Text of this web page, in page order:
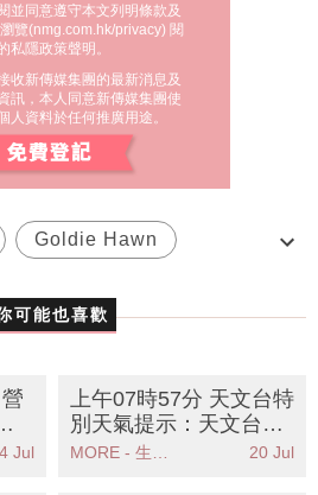
並同意遵守本文列明條款及
覽(nmg.com.hk/privacy) 閱
私隱政策聲明。
收新傳媒集團的最新消息及
訊，本人同意新傳媒集團使
人資料於任何推廣用途。
Goldie Hawn
可能也喜歡
Jul
上午07時57分 天文台特
別天氣提示：天文台改
發紅色暴雨警告信號市
MORE - 生活品味 20 Jul